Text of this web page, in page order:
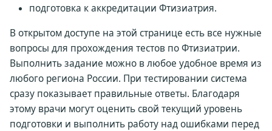
подготовка к аккредитации Фтизиатрия.
В открытом доступе на этой странице есть все нужные
вопросы для прохождения тестов по Фтизиатрии.
Выполнить задание можно в любое удобное время из
любого региона России. При тестировании система
сразу показывает правильные ответы. Благодаря
этому врачи могут оценить свой текущий уровень
подготовки и выполнить работу над ошибками перед